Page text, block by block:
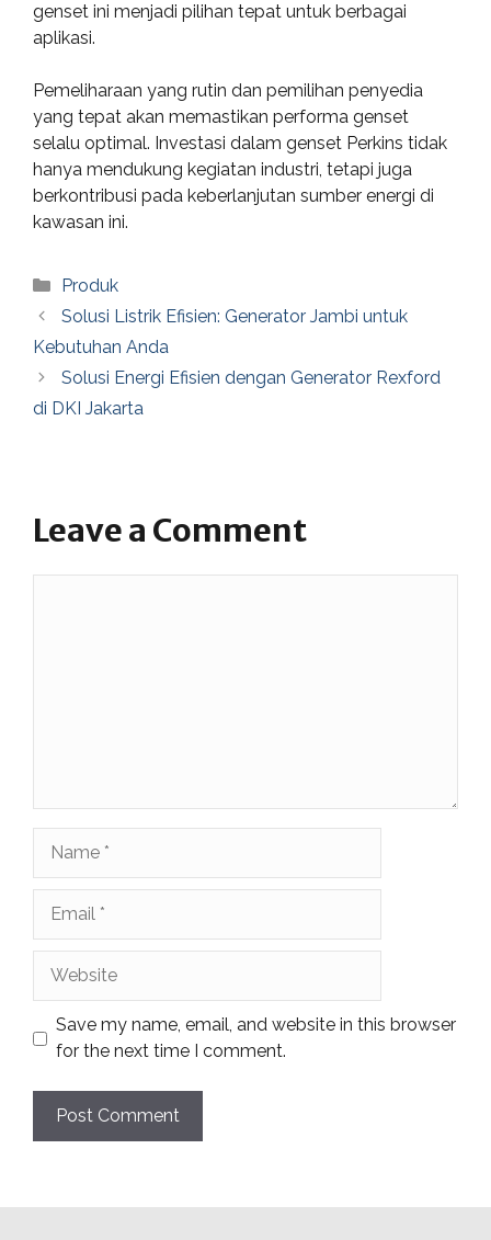
genset ini menjadi pilihan tepat untuk berbagai
aplikasi.
Pemeliharaan yang rutin dan pemilihan penyedia
yang tepat akan memastikan performa genset
selalu optimal. Investasi dalam genset Perkins tidak
hanya mendukung kegiatan industri, tetapi juga
berkontribusi pada keberlanjutan sumber energi di
kawasan ini.
Categories
Produk
Solusi Listrik Efisien: Generator Jambi untuk
Kebutuhan Anda
Solusi Energi Efisien dengan Generator Rexford
di DKI Jakarta
Leave a Comment
Save my name, email, and website in this browser
for the next time I comment.